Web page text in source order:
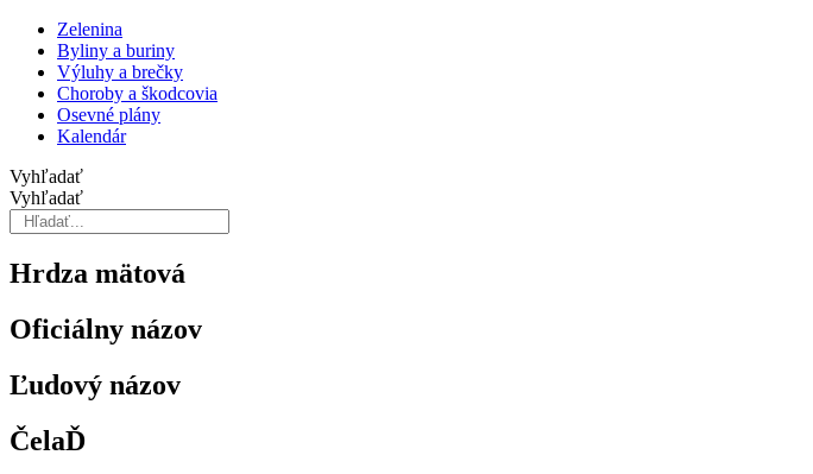
Zelenina
Byliny a buriny
Výluhy a brečky
Choroby a škodcovia
Osevné plány
Kalendár
Vyhľadať
Vyhľadať
Hrdza mätová
Oficiálny názov
Ľudový názov
ČelaĎ